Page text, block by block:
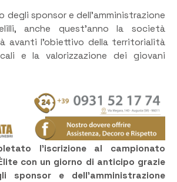
degli sponsor e dell’amministrazione
anche quest’anno la società
avanti l’obiettivo della territorialità
e la valorizzazione dei giovani
l’iscrizione al campionato
con un giorno di anticipo grazie
sponsor e dell’amministrazione